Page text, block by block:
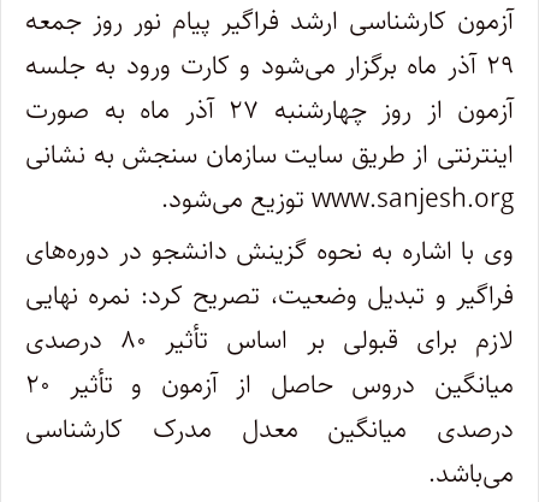
آزمون کارشناسی ارشد فراگیر پیام نور روز جمعه
۲۹ آذر ماه برگزار می‌شود و کارت ورود به جلسه
آزمون از روز چهارشنبه ۲۷ آذر ماه به صورت
اینترنتی از طریق سایت سازمان سنجش به نشانی
www.sanjesh.org توزیع می‌شود.
وی با اشاره به نحوه گزینش دانشجو در دوره‌های
فراگیر و تبدیل وضعیت، تصریح کرد: نمره نهایی
لازم برای قبولی بر اساس تأثیر ۸۰ درصدی
میانگین دروس حاصل از آزمون و تأثیر ۲۰
درصدی میانگین معدل مدرک کارشناسی
می‌باشد.